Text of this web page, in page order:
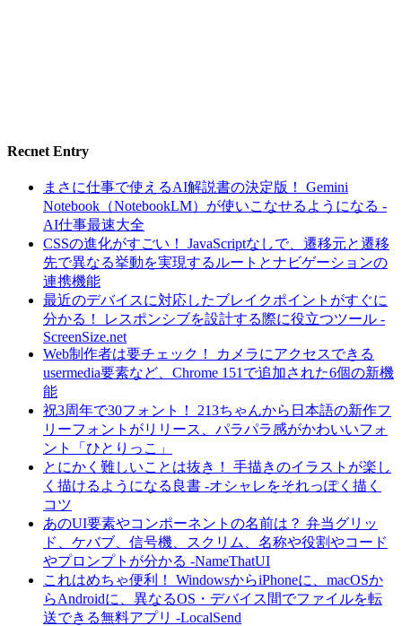
Recnet Entry
まさに仕事で使えるAI解説書の決定版！ Gemini
Notebook（NotebookLM）が使いこなせるようになる -
AI仕事最速大全
CSSの進化がすごい！ JavaScriptなしで、遷移元と遷移
先で異なる挙動を実現するルートとナビゲーションの
連携機能
最近のデバイスに対応したブレイクポイントがすぐに
分かる！ レスポンシブを設計する際に役立つツール -
ScreenSize.net
Web制作者は要チェック！ カメラにアクセスできる
usermedia要素など、Chrome 151で追加された6個の新機
能
祝3周年で30フォント！ 213ちゃんから日本語の新作フ
リーフォントがリリース、パラパラ感がかわいいフォ
ント「ひとりっこ」
とにかく難しいことは抜き！ 手描きのイラストが楽し
く描けるようになる良書 -オシャレをそれっぽく描く
コツ
あのUI要素やコンポーネントの名前は？ 弁当グリッ
ド、ケバブ、信号機、スクリム、名称や役割やコード
やプロンプトが分かる -NameThatUI
これはめちゃ便利！ WindowsからiPhoneに、macOSか
らAndroidに、異なるOS・デバイス間でファイルを転
送できる無料アプリ -LocalSend